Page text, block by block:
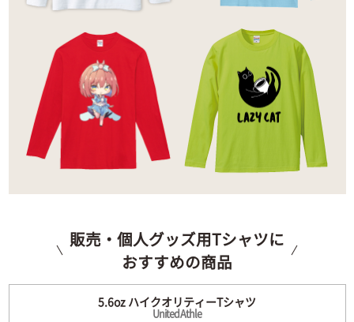
販売・個人グッズ用Tシャツに
おすすめの商品
5.6oz ハイクオリティーTシャツ
United Athle